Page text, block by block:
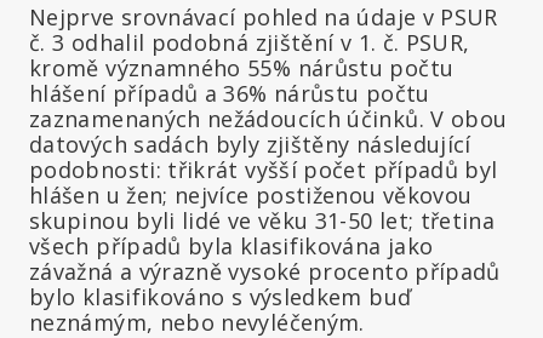
Nejprve srovnávací pohled na údaje v PSUR
č. 3 odhalil podobná zjištění v 1. č. PSUR,
kromě významného 55% nárůstu počtu
hlášení případů a 36% nárůstu počtu
zaznamenaných nežádoucích účinků. V obou
datových sadách byly zjištěny následující
podobnosti: třikrát vyšší počet případů byl
hlášen u žen; nejvíce postiženou věkovou
skupinou byli lidé ve věku 31-50 let; třetina
všech případů byla klasifikována jako
závažná a výrazně vysoké procento případů
bylo klasifikováno s výsledkem buď
neznámým, nebo nevyléčeným.